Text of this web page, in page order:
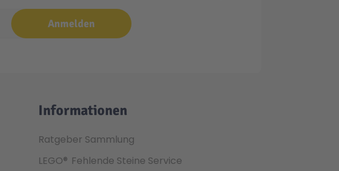
Anmelden
Informationen
Ratgeber Sammlung
LEGO® Fehlende Steine Service